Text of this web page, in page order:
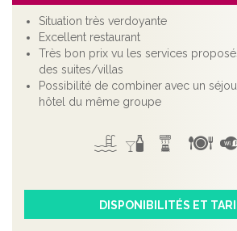
Situation très verdoyante
Excellent restaurant
Très bon prix vu les services
des suites/villas
Possibilité de combiner avec un
hôtel du même groupe
DISPONIBILITÉS ET